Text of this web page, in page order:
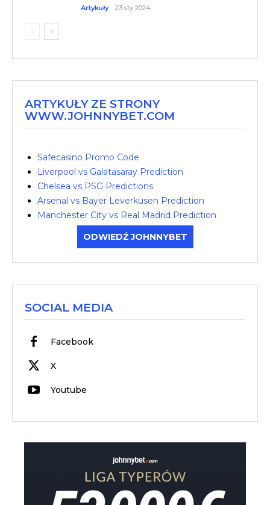
Artykuły 23 sty 2024
ARTYKUŁY ZE STRONY
WWW.JOHNNYBET.COM
Safecasino Promo Code
Liverpool vs Galatasaray Prediction
Chelsea vs PSG Predictions
Arsenal vs Bayer Leverkusen Prediction
Manchester City vs Real Madrid Prediction
ODWIEDŹ JOHNNYBET
SOCIAL MEDIA
Facebook
X
Youtube